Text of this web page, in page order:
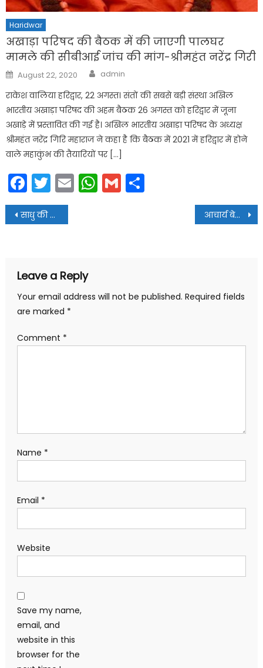
Haridwar
अखाड़ा परिषद की बैठक में की जाएगी पालघर
मामले की सीबीआई जांच की मांग-श्रीमहंत नरेंद्र गिरी
Posted
on
August 22, 2020 Author
admin
राकेश वालिया हरिद्वार, 22 अगस्त। संतों की सबसे बड़ी संस्था अखिल
भारतीय अखाड़ा परिषद की अहम बैठक 26 अगस्त को हरिद्वार में जूना
अखाड़े में प्रस्तावित की गई है। अखिल भारतीय अखाड़ा परिषद के अध्यक्ष
श्रीमहंत नरेंद्र गिरि महाराज ने कहा है कि बैठक में 2021 में हरिद्वार में होने
वाले महाकुंभ की तैयारियों पर […]
Facebook
Twitter
EmailWhatsApp
Gmail
Post
navigation
साधु की हत्या के आरोपी नेपाली युवक को पुलिस ने किया गिरफ्तार आचार्य बेला इंडिया टेंपल में कल से मनाया जाएगा साकेत बिहारी भगवान का त्रिदिवसीय ब्रह्मोत्सव कार्यक्रम
Leave a Reply
Your email address will not be published. Required fields
are marked *
Comment *
Name *
Email *
Website
Save my name,
email, and
website in this
browser for the